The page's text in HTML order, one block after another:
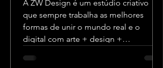
A ZW Design é um estúdio criativo
que sempre trabalha as melhores
formas de unir o mundo real e o
digital com arte + design +